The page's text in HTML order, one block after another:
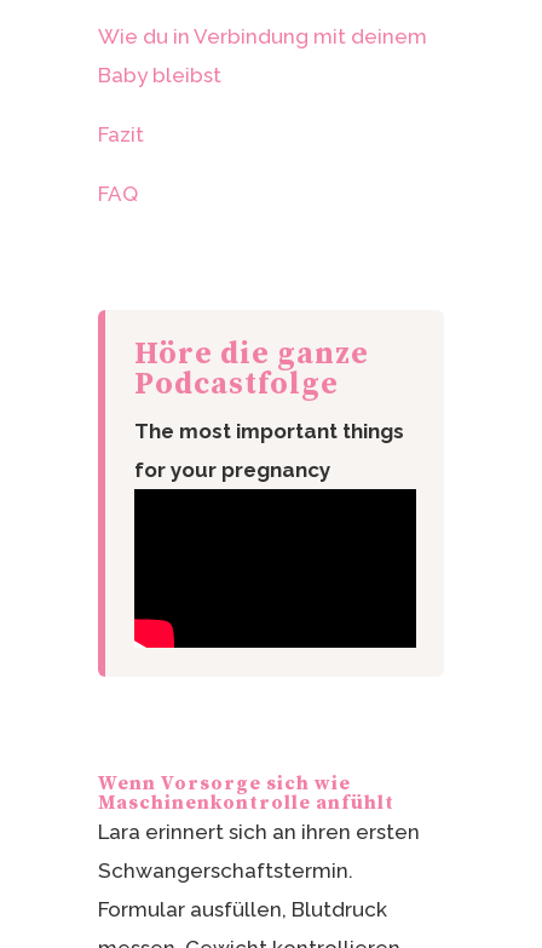
Wie du in Verbindung mit deinem
Baby bleibst
Fazit
FAQ
Höre die ganze
Podcastfolge
The most important things
for your pregnancy
Wenn Vorsorge sich wie
Maschinenkontrolle anfühlt
Lara erinnert sich an ihren ersten
Schwangerschaftstermin.
Formular ausfüllen, Blutdruck